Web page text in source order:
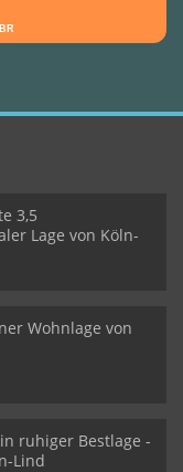
3,5
Lage von Köln-
Wohnlage von
ruhiger Bestlage -
Lind